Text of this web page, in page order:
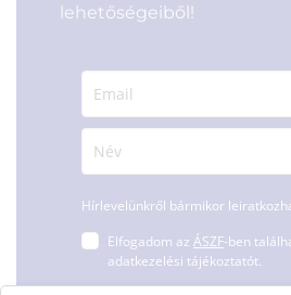
lehetőségeiből!
Hírlevelünkről bármikor
Elfogadom az ÁSZF-ben
adatkezelési tájékoztatót.